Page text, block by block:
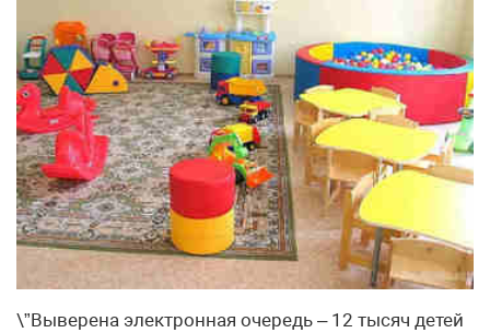
\”Выверена электронная очередь – 12 тысяч детей